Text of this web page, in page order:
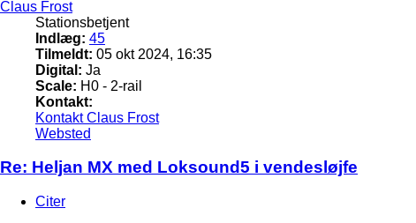
Claus Frost
Stationsbetjent
Indlæg: 45
Tilmeldt: 05 okt 2024, 16:35
Digital: Ja
Scale: H0 - 2-rail
Kontakt:
Kontakt Claus Frost
Websted
Re: Heljan MX med Loksound5 i vendesløjfe
Citer